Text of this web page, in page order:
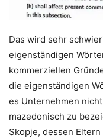
Das wird sehr
eigenständigen
kommerziellen
die eigenständigen
es Unternehmen
mazedonisch zu
Skopje, dessen